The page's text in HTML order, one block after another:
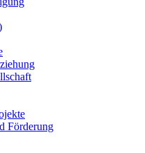
Förderung